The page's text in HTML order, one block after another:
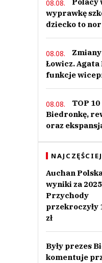
08.08.
wyprawkę
dziecko to
08.08.
Łowicz. Agata
funkcje
08.08.
TOP
Biedronkę,
oraz
Auchan
wyniki za
Przychody
przekroczyły
zł
Były prezes
komentuje